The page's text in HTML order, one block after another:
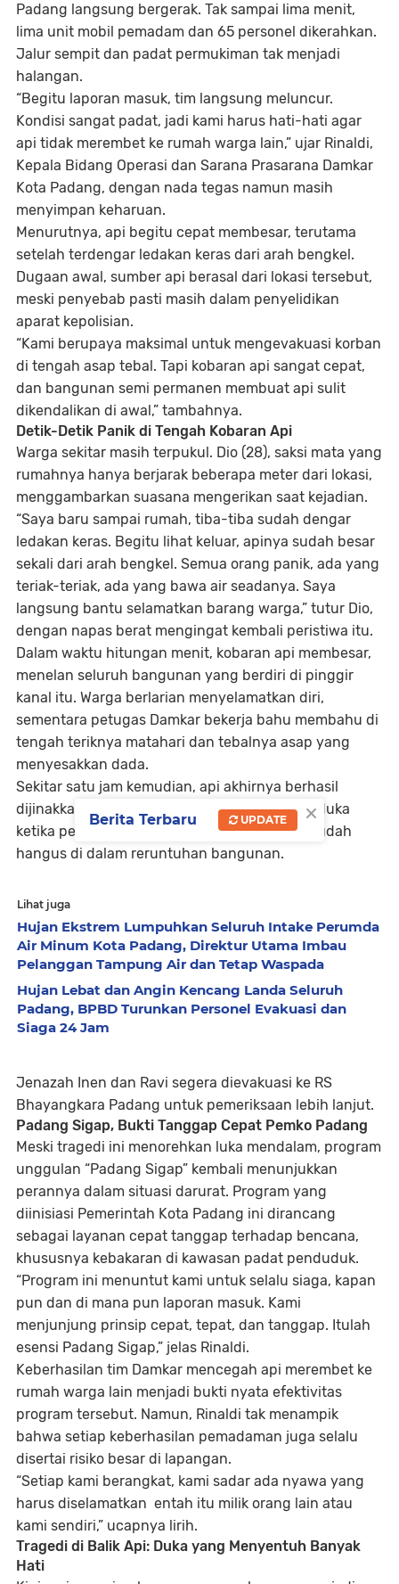
Padang langsung bergerak. Tak sampai lima menit,
lima unit mobil pemadam dan 65 personel dikerahkan.
Jalur sempit dan padat permukiman tak menjadi
halangan.
“Begitu laporan masuk, tim langsung meluncur.
Kondisi sangat padat, jadi kami harus hati-hati agar
api tidak merembet ke rumah warga lain,” ujar Rinaldi,
Kepala Bidang Operasi dan Sarana Prasarana Damkar
Kota Padang, dengan nada tegas namun masih
menyimpan keharuan.
Menurutnya, api begitu cepat membesar, terutama
setelah terdengar ledakan keras dari arah bengkel.
Dugaan awal, sumber api berasal dari lokasi tersebut,
meski penyebab pasti masih dalam penyelidikan
aparat kepolisian.
“Kami berupaya maksimal untuk mengevakuasi korban
di tengah asap tebal. Tapi kobaran api sangat cepat,
dan bangunan semi permanen membuat api sulit
dikendalikan di awal,” tambahnya.
Detik-Detik Panik di Tengah Kobaran Api
Warga sekitar masih terpukul. Dio (28), saksi mata yang
rumahnya hanya berjarak beberapa meter dari lokasi,
menggambarkan suasana mengerikan saat kejadian.
“Saya baru sampai rumah, tiba-tiba sudah dengar
ledakan keras. Begitu lihat keluar, apinya sudah besar
sekali dari arah bengkel. Semua orang panik, ada yang
teriak-teriak, ada yang bawa air seadanya. Saya
langsung bantu selamatkan barang warga,” tutur Dio,
dengan napas berat mengingat kembali peristiwa itu.
Dalam waktu hitungan menit, kobaran api membesar,
menelan seluruh bangunan yang berdiri di pinggir
kanal itu. Warga berlarian menyelamatkan diri,
sementara petugas Damkar bekerja bahu membahu di
tengah teriknya matahari dan tebalnya asap yang
menyesakkan dada.
Sekitar satu jam kemudian, api akhirnya berhasil
dijinakkan. Tapi kelegaan itu segera berganti duka
ketika petugas menemukan dua jasad yang sudah
hangus di dalam reruntuhan bangunan.
Lihat juga
Hujan Ekstrem Lumpuhkan Seluruh Intake Perumda
Air Minum Kota Padang, Direktur Utama Imbau
Pelanggan Tampung Air dan Tetap Waspada
Hujan Lebat dan Angin Kencang Landa Seluruh
Padang, BPBD Turunkan Personel Evakuasi dan
Siaga 24 Jam
Jenazah Inen dan Ravi segera dievakuasi ke RS
Bhayangkara Padang untuk pemeriksaan lebih lanjut.
Padang Sigap, Bukti Tanggap Cepat Pemko Padang
Meski tragedi ini menorehkan luka mendalam, program
unggulan “Padang Sigap” kembali menunjukkan
perannya dalam situasi darurat. Program yang
diinisiasi Pemerintah Kota Padang ini dirancang
sebagai layanan cepat tanggap terhadap bencana,
khususnya kebakaran di kawasan padat penduduk.
“Program ini menuntut kami untuk selalu siaga, kapan
pun dan di mana pun laporan masuk. Kami
menjunjung prinsip cepat, tepat, dan tanggap. Itulah
esensi Padang Sigap,” jelas Rinaldi.
Keberhasilan tim Damkar mencegah api merembet ke
rumah warga lain menjadi bukti nyata efektivitas
program tersebut. Namun, Rinaldi tak menampik
bahwa setiap keberhasilan pemadaman juga selalu
disertai risiko besar di lapangan.
“Setiap kami berangkat, kami sadar ada nyawa yang
harus diselamatkan entah itu milik orang lain atau
kami sendiri,” ucapnya lirih.
Tragedi di Balik Api: Duka yang Menyentuh Banyak
Hati
×
Berita Terbaru UPDATE